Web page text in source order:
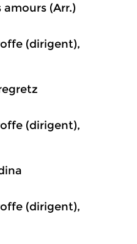
amours (Arr.)
(dirigent),
(dirigent),
(dirigent),